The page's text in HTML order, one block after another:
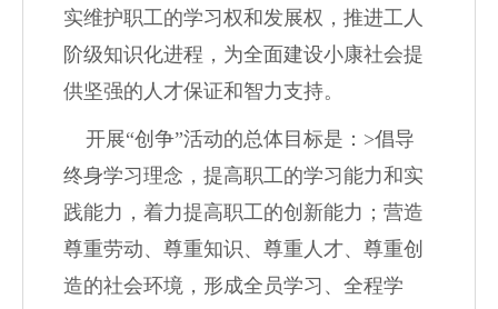
实维护职工的学习权和发展权，推进工人
阶级知识化进程，为全面建设小康社会提
供坚强的人才保证和智力支持。
开展“创争”活动的总体目标是： >倡导
终身学习理念，提高职工的学习能力和实
践能力，着力提高职工的创新能力；营造
尊重劳动、尊重知识、尊重人才、尊重创
造的社会环境，形成全员学习、全程学